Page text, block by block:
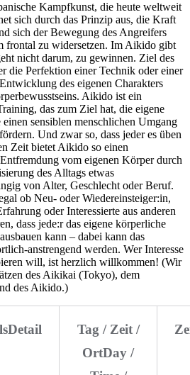
Kampfkunst, die heute weltweit
sich durch das Prinzip aus, die Kraft
sich der Bewegung des Angreifers
frontal zu widersetzen. Im Aikido gibt
nicht darum, zu gewinnen. Ziel des
die Perfektion einer Technik oder einer
des eigenen Charakters
Aikido ist ein
das zum Ziel hat, die eigene
sensiblen menschlichen Umgang
Und zwar so, dass jeder es üben
Zeit bietet Aikido so einen
vom eigenen Körper durch
des Alltags etwas
von Alter, Geschlecht oder Beruf.
ob Neu- oder Wiedereinsteiger:in,
oder Interessierte aus anderen
dass jede:r das eigene körperliche
kann – dabei kann das
anstrengend werden. Wer Interesse
will, ist herzlich willkommen! (Wir
des Aikikai (Tokyo), dem
des Aikido.)
Detail
Tag / Zeit /
OrtDay /